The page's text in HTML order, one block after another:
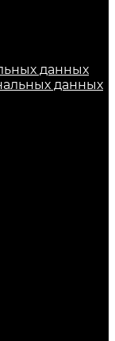
данных
данных